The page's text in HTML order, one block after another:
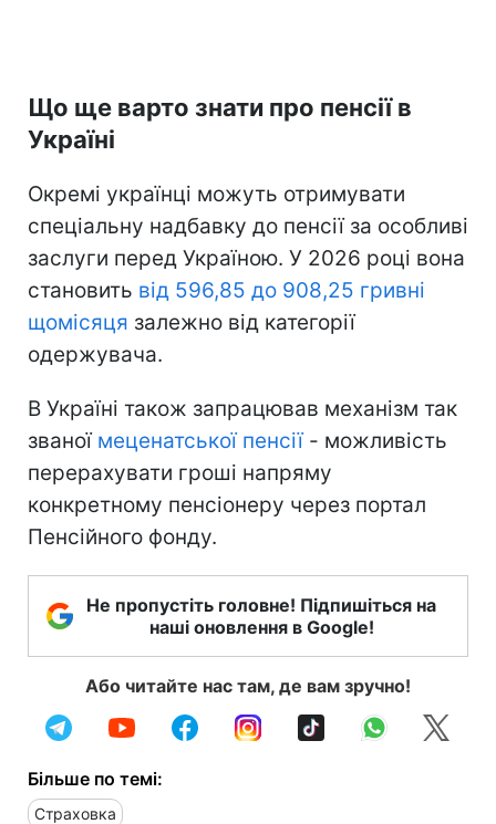
Що ще варто знати про пенсії в
Україні
Окремі українці можуть отримувати
спеціальну надбавку до пенсії за особливі
заслуги перед Україною. У 2026 році вона
становить від 596,85 до 908,25 гривні
щомісяця залежно від категорії
одержувача.
В Україні також запрацював механізм так
званої меценатської пенсії- можливість
перерахувати гроші напряму
конкретному пенсіонеру через портал
Пенсійного фонду.
Не пропустіть головне! Підпишіться на
наші оновлення в Google!
Або читайте нас там, де вам зручно!
Більше по темі:
Страховка